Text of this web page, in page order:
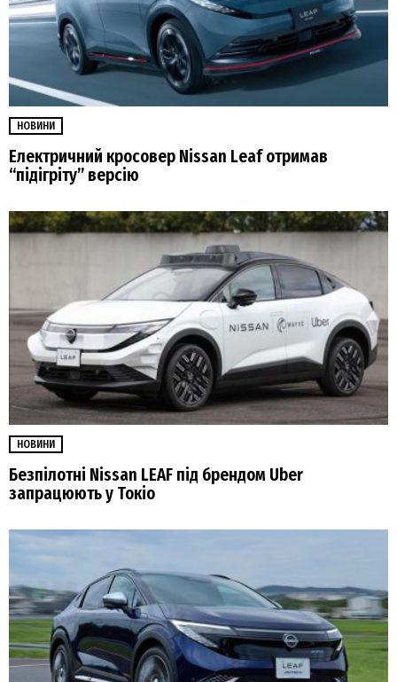
НОВИНИ
Електричний кросовер Nissan Leaf отримав
“підігріту” версію
НОВИНИ
Безпілотні Nissan LEAF під брендом Uber
запрацюють у Токіо